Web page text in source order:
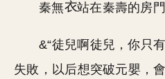
秦無 站在秦壽的房門
&“徒兒啊徒兒，你只
失敗，以后想突破元嬰，